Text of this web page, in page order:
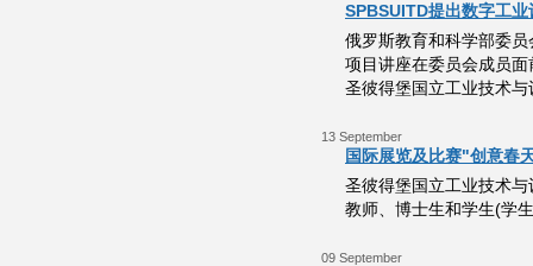
SPBSUITD提出数字工
俄罗斯教育和科学部委
项目讲座在委员会成员
圣彼得堡国立工业技术
13 September
国际展览及比赛"创意春
圣彼得堡国立工业技术
教师、博士生和学生(学
09 September